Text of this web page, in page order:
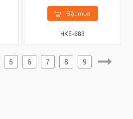
Đặt mua
HKE-683
5 6 7 8 9